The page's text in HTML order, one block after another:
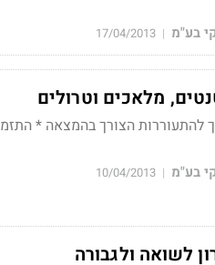
בע"מ |
17/04/2013
מלאכים וטרולים
להתעוררות הצורך בהמצאה *
בע"מ |
10/04/2013
לשואה ולגבורה